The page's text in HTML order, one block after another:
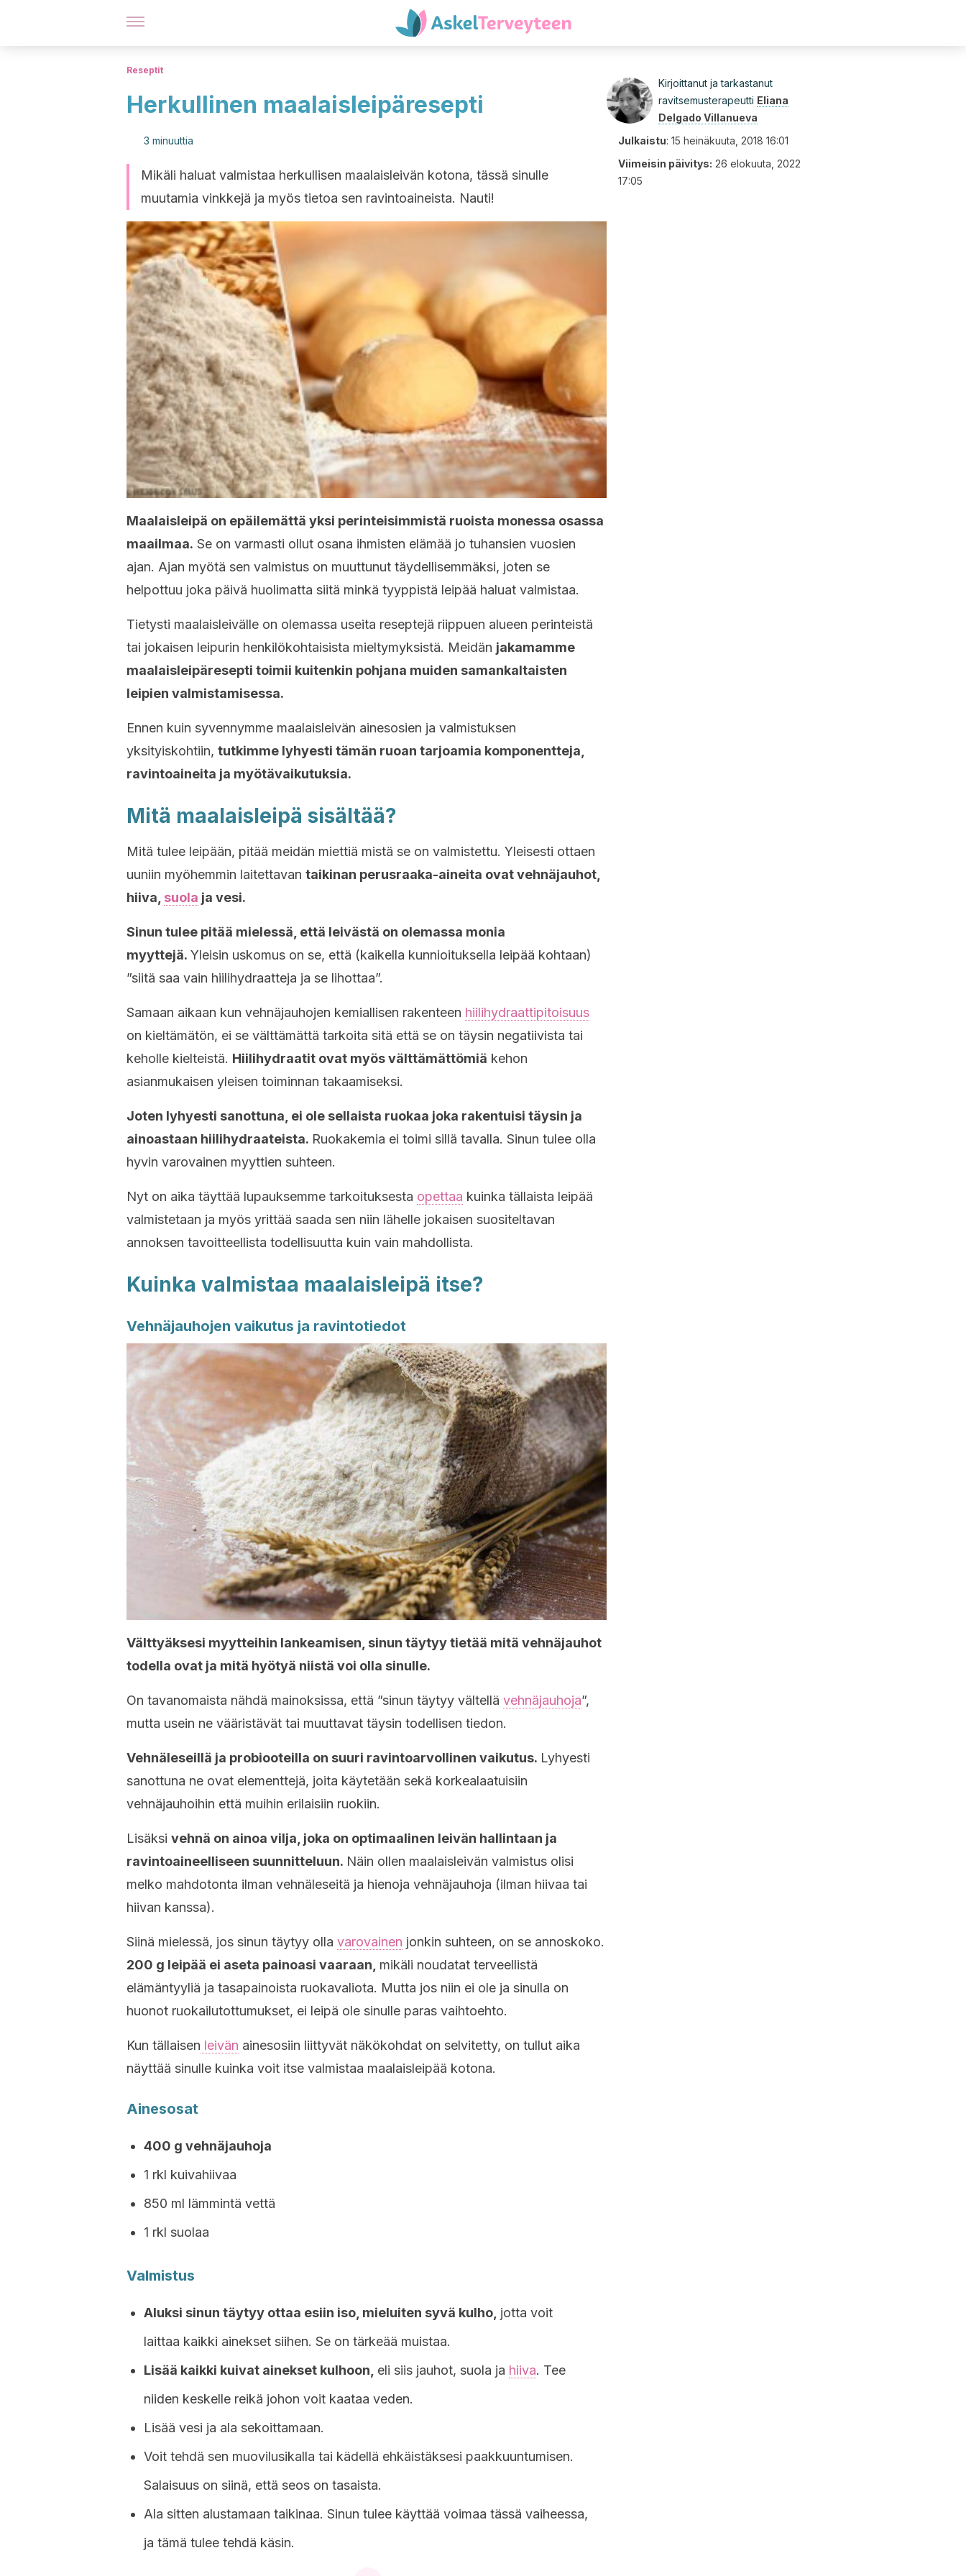
Reseptit
Herkullinen maalaisleipäresepti
3 minuuttia
Mikäli haluat valmistaa herkullisen maalaisleivän kotona, tässä sinulle
muutamia vinkkejä ja myös tietoa sen ravintoaineista. Nauti!
Maalaisleipä on epäilemättä yksi perinteisimmistä ruoista monessa osassa
maailmaa. Se on varmasti ollut osana ihmisten elämää jo tuhansien vuosien
ajan. Ajan myötä sen valmistus on muuttunut täydellisemmäksi, joten se
helpottuu joka päivä huolimatta siitä minkä tyyppistä leipää haluat valmistaa.
Tietysti maalaisleivälle on olemassa useita reseptejä riippuen alueen perinteistä
tai jokaisen leipurin henkilökohtaisista mieltymyksistä. Meidän jakamamme
maalaisleipäresepti toimii kuitenkin pohjana muiden samankaltaisten
leipien valmistamisessa.
Ennen kuin syvennymme maalaisleivän ainesosien ja valmistuksen
yksityiskohtiin, tutkimme lyhyesti tämän ruoan tarjoamia komponentteja,
ravintoaineita ja myötävaikutuksia.
Mitä maalaisleipä sisältää?
Mitä tulee leipään, pitää meidän miettiä mistä se on valmistettu. Yleisesti ottaen
uuniin myöhemmin laitettavan taikinan perusraaka-aineita ovat vehnäjauhot,
hiiva, suola ja vesi.
Sinun tulee pitää mielessä, että leivästä on olemassa monia
myyttejä. Yleisin uskomus on se, että (kaikella kunnioituksella leipää kohtaan)
”siitä saa vain hiilihydraatteja ja se lihottaa”.
Samaan aikaan kun vehnäjauhojen kemiallisen rakenteen hiilihydraattipitoisuus
on kieltämätön, ei se välttämättä tarkoita sitä että se on täysin negatiivista tai
keholle kielteistä. Hiilihydraatit ovat myös välttämättömiä kehon
asianmukaisen yleisen toiminnan takaamiseksi.
Joten lyhyesti sanottuna, ei ole sellaista ruokaa joka rakentuisi täysin ja
ainoastaan hiilihydraateista. Ruokakemia ei toimi sillä tavalla. Sinun tulee olla
hyvin varovainen myyttien suhteen.
Nyt on aika täyttää lupauksemme tarkoituksesta opettaa kuinka tällaista leipää
valmistetaan ja myös yrittää saada sen niin lähelle jokaisen suositeltavan
annoksen tavoitteellista todellisuutta kuin vain mahdollista.
Kuinka valmistaa maalaisleipä itse?
Vehnäjauhojen vaikutus ja ravintotiedot
Välttyäksesi myytteihin lankeamisen, sinun täytyy tietää mitä vehnäjauhot
todella ovat ja mitä hyötyä niistä voi olla sinulle.
On tavanomaista nähdä mainoksissa, että ”sinun täytyy vältellä vehnäjauhoja”,
mutta usein ne vääristävät tai muuttavat täysin todellisen tiedon.
Vehnäleseillä ja probiooteilla on suuri ravintoarvollinen vaikutus. Lyhyesti
sanottuna ne ovat elementtejä, joita käytetään sekä korkealaatuisiin
vehnäjauhoihin että muihin erilaisiin ruokiin.
Lisäksi vehnä on ainoa vilja, joka on optimaalinen leivän hallintaan ja
ravintoaineelliseen suunnitteluun. Näin ollen maalaisleivän valmistus olisi
melko mahdotonta ilman vehnäleseitä ja hienoja vehnäjauhoja (ilman hiivaa tai
hiivan kanssa).
Siinä mielessä, jos sinun täytyy olla varovainen jonkin suhteen, on se annoskoko.
200 g leipää ei aseta painoasi vaaraan, mikäli noudatat terveellistä
elämäntyyliä ja tasapainoista ruokavaliota. Mutta jos niin ei ole ja sinulla on
huonot ruokailutottumukset, ei leipä ole sinulle paras vaihtoehto.
Kun tällaisen leivän ainesosiin liittyvät näkökohdat on selvitetty, on tullut aika
näyttää sinulle kuinka voit itse valmistaa maalaisleipää kotona.
Ainesosat
400 g vehnäjauhoja
1 rkl kuivahiivaa
850 ml lämmintä vettä
1 rkl suolaa
Valmistus
Aluksi sinun täytyy ottaa esiin iso, mieluiten syvä kulho, jotta voit
laittaa kaikki ainekset siihen. Se on tärkeää muistaa.
Lisää kaikki kuivat ainekset kulhoon, eli siis jauhot, suola ja hiiva. Tee
niiden keskelle reikä johon voit kaataa veden.
Lisää vesi ja ala sekoittamaan.
Voit tehdä sen muovilusikalla tai kädellä ehkäistäksesi paakkuuntumisen.
Salaisuus on siinä, että seos on tasaista.
Ala sitten alustamaan taikinaa. Sinun tulee käyttää voimaa tässä vaiheessa,
ja tämä tulee tehdä käsin.
Kirjoittanut ja tarkastanut
ravitsemusterapeutti Eliana
Delgado Villanueva
Julkaistu: 15 heinäkuuta, 2018 16:01
Viimeisin päivitys: 26 elokuuta, 2022
17:05